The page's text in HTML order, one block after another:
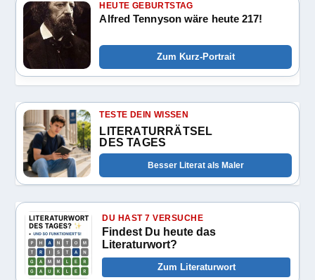
HEUTE GEBURTSTAG
Alfred Tennyson wäre heute 217!
Zum Kurz-Portrait
TESTE DEIN WISSEN
LITERATURRÄTSEL
DES TAGES
Besser Literat als Maler
DU HAST 7 VERSUCHE
Findest Du heute das
Literaturwort?
Zum Literaturwort